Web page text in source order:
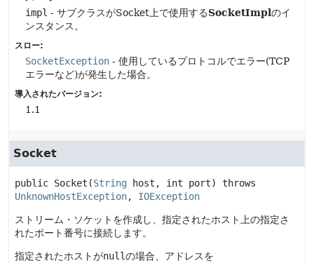
impl - サブクラスがSocket上で使用するSocketImplのイ
ンスタンス。
スロー:
SocketException - 使用しているプロトコルでエラー(TCP
エラーなど)が発生した場合。
導入されたバージョン:
1.1
Socket
public Socket (String host, int port)
throws
UnknownHostException, IOException
ストリーム・ソケットを作成し、指定されたホスト上の指定さ
れたポート番号に接続します。
指定されたホストがnullの場合、アドレスを